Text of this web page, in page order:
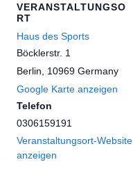
VERANSTALTUNGSO
RT
Haus des Sports
Böcklerstr. 1
Berlin
10969 Germany
Google Karte anzeigen
Telefon
0306159191
Veranstaltungsort-Website
anzeigen